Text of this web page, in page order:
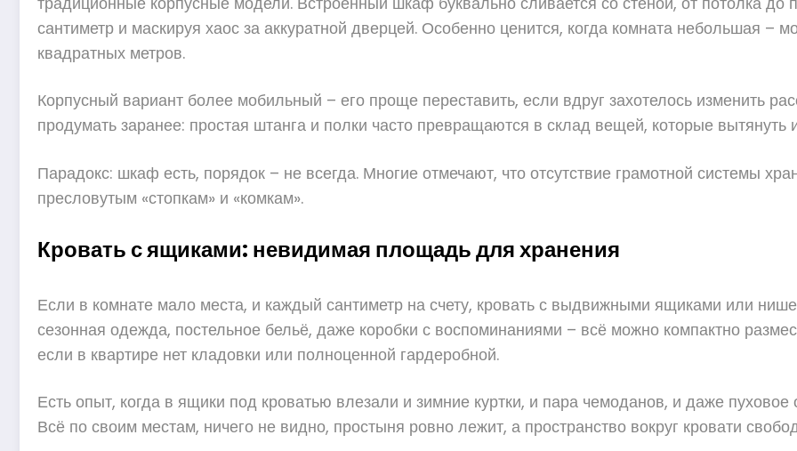
сантиметр и маскируя хаос за аккуратной дверцей. Особенно ценится, когда комната небольшая –
квадратных метров.
Корпусный вариант более мобильный – его проще переставить, если вдруг захотелось изменить
продумать заранее: простая штанга и полки часто превращаются в склад вещей, которые
Парадокс: шкаф есть, порядок – не всегда. Многие отмечают, что отсутствие грамотной системы
пресловутым «стопкам» и «комкам».
Кровать с ящиками: невидимая площадь для хранения
Если в комнате мало места, и каждый сантиметр на счету, кровать с выдвижными ящиками или
сезонная одежда, постельное бельё, даже коробки с воспоминаниями – всё можно компактно
если в квартире нет кладовки или полноценной гардеробной.
Есть опыт, когда в ящики под кроватью влезали и зимние куртки, и пара чемоданов, и даже
Всё по своим местам, ничего не видно, простыня ровно лежит, а пространство вокруг кровати